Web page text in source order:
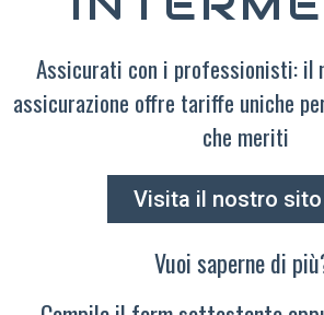
Assicurati con i professionisti: il
assicurazione offre tariffe uniche
che meriti
Visita il nostro sito
Vuoi saperne di